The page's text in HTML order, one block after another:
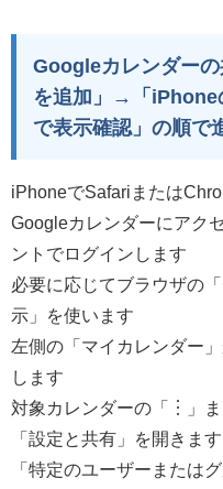
Googleカレンダー
を追加」→「iPhone
で表示確認」の順で
iPhoneでSafariまたは
Googleカレンダーにアク
ントでログインします
必要に応じてブラウザの
示」を使います
左側の「マイカレンダー
します
対象カレンダーの「︙」
「設定と共有」を開きます
「特定のユーザーまたは